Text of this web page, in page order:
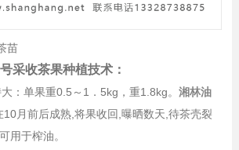
采收茶果种植技术：
：单果重0.5～1．5kg，重1.8kg。 湘林油
10月前后成熟,将果收回,曝晒数天,待茶壳裂
用于榨油。